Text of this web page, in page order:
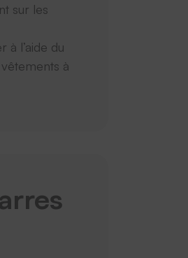
sur les
à l’aide du
à